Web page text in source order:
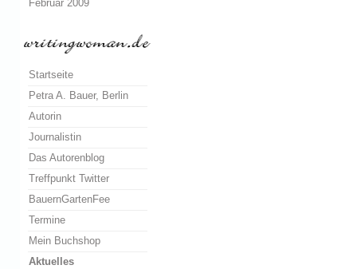
Februar 2009
Startseite
Petra A. Bauer, Berlin
Autorin
Journalistin
Das Autorenblog
Treffpunkt Twitter
BauernGartenFee
Termine
Mein Buchshop
Aktuelles